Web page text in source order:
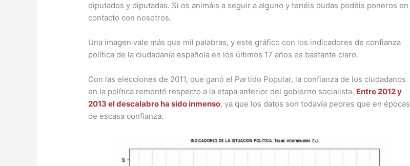
diputados y diputadas. Si os animáis a seguir a alguno y tenéis dudas podéis poneros en
contacto con nosotros.
Una imagen vale más que mil palabras, y este gráfico con los indicadores de confianza
política de la ciudadanía española en los últimos 17 años es bastante claro.
Con las elecciones de 2011, que ganó el Partido Popular, la confianza de los ciudadanos
en la política remontó respecto a la etapa anterior del gobierno socialista. Entre 2012 y
2013 el descalabro ha sido inmenso, ya que los datos son todavía peores que en épocas
de escasa confianza.